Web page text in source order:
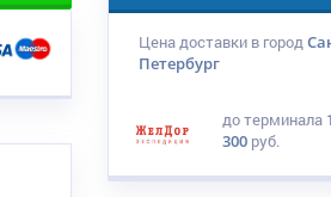
Цена доставки в город
Петербург
до терминала
300 руб.